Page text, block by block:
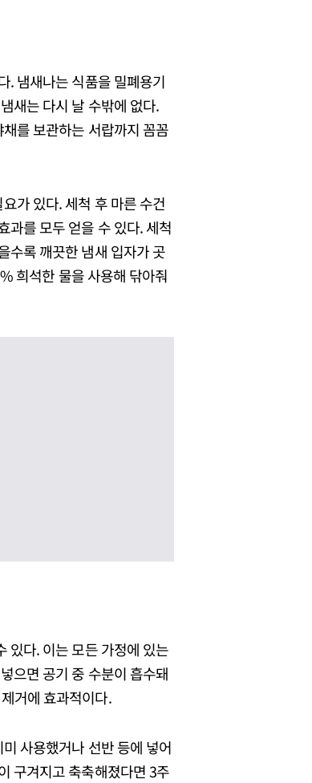
. 냄새나는 식품을 밀폐용기
새는 다시 날 수밖에 없다.
를 보관하는 서랍까지 꼼꼼
가 있다. 세척 후 마른 수건
과를 모두 얻을 수 있다. 세척
수록 깨끗한 냄새 입자가 곳
희석한 물을 사용해 닦아줘
있다. 이는 모든 가정에 있는
으면 공기 중 수분이 흡수돼
거에 효과적이다.
사용했거나 선반 등에 넣어
구겨지고 축축해졌다면 3주